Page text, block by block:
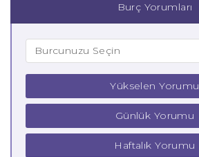
Burç Yorumları
Yükselen Yorumu
Günlük Yorumu
Haftalık Yorumu